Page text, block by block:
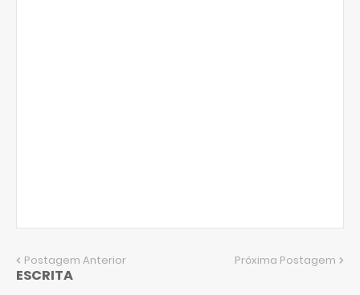
Postagem Anterior Próxima Postagem
ESCRITA